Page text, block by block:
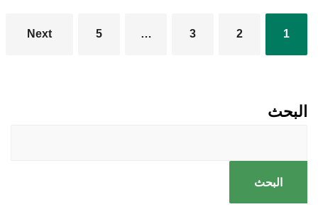
تعدد
صفحات
1
2
3
…
5
Next
البحث
البحث